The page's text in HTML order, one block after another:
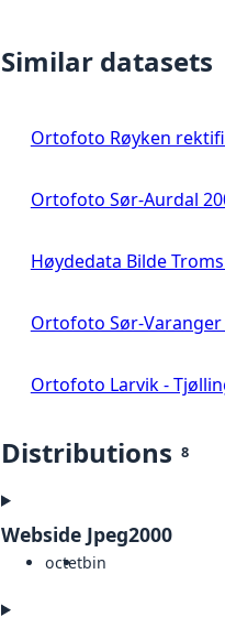
Similar datasets
Ortofoto Røyken
Ortofoto Sør-Aurdal
Høydedata Bilde
Ortofoto Sør-
Ortofoto Larvik -
Distributions 8
Webside Jpeg2000
octetbin